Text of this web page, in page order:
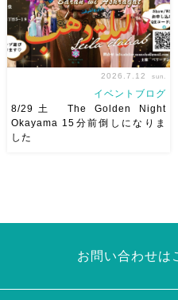
踊ってくれます♡ 東京から参
かしの曲をソロ踊ります […]
2026.7.12 sun.
イベントブログ
8/29土 The Golden Night
Okayama 15分前倒しになりま
した
お問い合わせは